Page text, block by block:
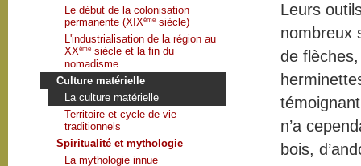
Le début de la colonisation
permanente (XIXème siècle)
L'industrialisation de la région au
XXème siècle et la fin du
nomadisme
Culture matérielle
La culture matérielle
Territoire et cycle de vie
traditionnels
Spiritualité et mythologie
La mythologie innue
Leurs
nombreux
de
n’a
bois,